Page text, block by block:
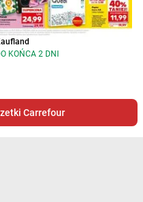
KOŃCA 2 DNI
Carrefour